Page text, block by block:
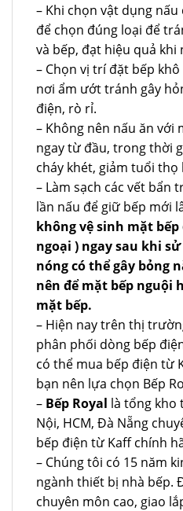
– Khi chọn vật dụng
để chọn đúng loại để
và bếp, đạt hiệu quả khi
– Chọn vị trí đặt bếp
nơi ẩm ướt tránh gây
điện, rò rỉ.
– Không nên nấu ăn với
ngay từ đầu, trong thời
cháy khét, giảm tuổi thọ
– Làm sạch các vết bẩn
lần nấu để giữ bếp mới
không vệ sinh mặt bếp
ngoại ) ngay sau khi
nóng có thể gây bỏng
nên để mặt bếp nguội
mặt bếp.
– Hiện nay trên thị
phân phối dòng bếp
có thể mua bếp điện từ
bạn nên lựa chọn Bếp
– Bếp Royal là tổng kho
Nội, HCM, Đà Nẵng
bếp điện từ Kaff chính
– Chúng tôi có 15 năm
ngành thiết bị nhà bếp.
chuyên môn cao, giao